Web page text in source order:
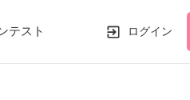
テスト ログイン